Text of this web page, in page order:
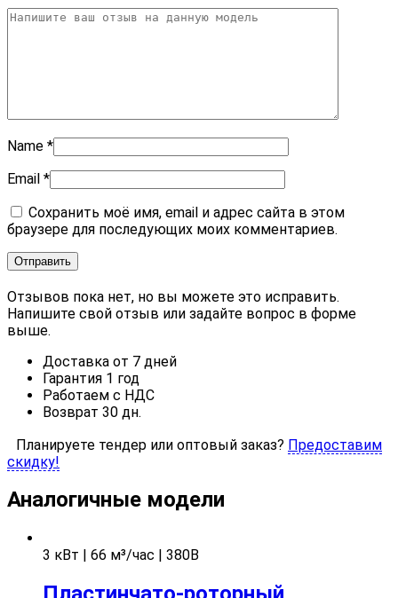
Name *
Email *
Сохранить моё имя, email и адрес сайта в этом
браузере для последующих моих комментариев.
Отзывов пока нет, но вы можете это исправить.
Напишите свой отзыв или задайте вопрос в форме
выше.
Доставка от 7 дней
Гарантия 1 год
Работаем с НДС
Возврат 30 дн.
Планируете тендер или оптовый заказ? Предоставим
скидку!
Аналогичные модели
3 кВт | 66 м³/час | 380В